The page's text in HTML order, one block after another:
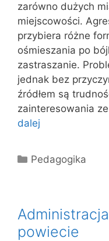
zarówno dużych
miejscowości.
przybiera różne
ośmieszania po
zastraszanie.
jednak bez
źródłem są
zainteresowania
dalej
Kategorie
Pedagogika
powiecie